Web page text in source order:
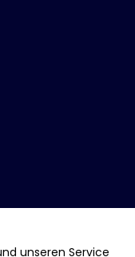
unseren Service